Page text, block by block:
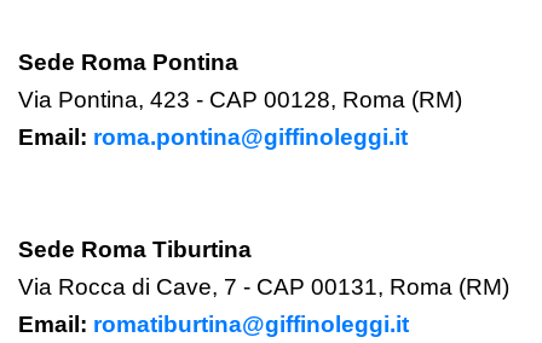
Sede Roma Pontina
Via Pontina, 423 - CAP 00128, Roma (RM)
Email: roma.pontina@giffinoleggi.it
Sede Roma Tiburtina
Via Rocca di Cave, 7 - CAP 00131, Roma (RM)
Email: romatiburtina@giffinoleggi.it